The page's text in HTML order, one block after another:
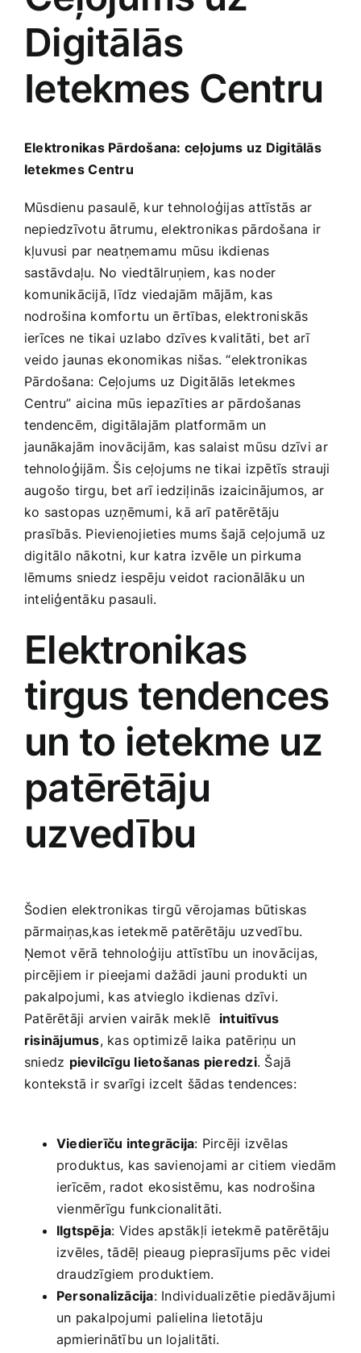
Jaunākie pārdevēji
Pirktākās preces
Raksti
Grāmatas
Gudrā māja
Mājai un remontam
Mājražotājiem
Mājsaimniecības preces
Mēbeles un interjers
Medicīnas preces
Mobilie telefoni, planšetdatori
Pakalpojumi
Pārtikas preces
Preces birojam
Preces pieaugušajiem
Rotaļlietas, bērnu preces
Smaržas, kosmētika
Sports, tūrisms un atpūta
TV un Sadzīves tehnika
Zoo preces
Digitālās
Ietekmes Centru
Elektronikas Pārdošana: ceļojums uz Digitālās‌
Ietekmes⁣ Centru
Mūsdienu pasaulē, ‌kur tehnoloģijas attīstās ar⁣
nepiedzīvotu ātrumu, elektronikas pārdošana ir⁣
kļuvusi par neatņemamu mūsu ​ikdienas
sastāvdaļu. No viedtālruņiem, kas‌ noder
komunikācijā, līdz viedajām mājām, kas
nodrošina komfortu un ērtības, elektroniskās
‌ierīces ne tikai uzlabo dzīves kvalitāti, bet arī
veido jaunas ekonomikas ‌nišas. “elektronikas
Pārdošana: Ceļojums uz Digitālās Ietekmes
Centru”⁤ aicina mūs iepazīties ar pārdošanas
tendencēm, digitālajām ‍platformām un
jaunākajām inovācijām, kas salaist mūsu dzīvi ⁢ar
tehnoloģijām. Šis ceļojums‍ ne tikai izpētīs strauji
augošo tirgu,‌ bet arī iedziļinās izaicinājumos, ⁣ar
ko sastopas uzņēmumi, kā arī⁤ patērētāju‌
prasībās. Pievienojieties ‌mums šajā ceļojumā uz
digitālo nākotni,​ kur katra izvēle un pirkuma
lēmums sniedz iespēju veidot ⁤racionālāku un
inteliģentāku pasauli.
Elektronikas
tirgus​ tendences
un to ietekme uz
patērētāju
uzvedību
Šodien elektronikas tirgū vērojamas būtiskas
pārmaiņas,kas ietekmē patērētāju ⁤uzvedību.
Ņemot vērā tehnoloģiju attīstību un inovācijas,
pircējiem ir pieejami dažādi jauni produkti un⁤
pakalpojumi,⁣ kas atvieglo ikdienas dzīvi.
Patērētāji arvien vairāk meklē ⁤ intuitīvus
risinājumus, kas optimizē laika‍ patēriņu un
sniedz pievilcīgu lietošanas ‍pieredzi. Šajā
kontekstā ir svarīgi izcelt ⁤šādas​ tendences:
Viedierīču integrācija: Pircēji izvēlas
produktus, kas savienojami ar citiem ‍viedām
ierīcēm, radot ⁤ekosistēmu, kas nodrošina
vienmērīgu funkcionalitāti.
Ilgtspēja: Vides apstākļi ietekmē ​patērētāju
izvēles, tādēļ pieaug pieprasījums pēc videi
draudzīgiem​ produktiem.
Personalizācija: Individualizētie piedāvājumi
un pakalpojumi palielina lietotāju
apmierinātību un lojalitāti.